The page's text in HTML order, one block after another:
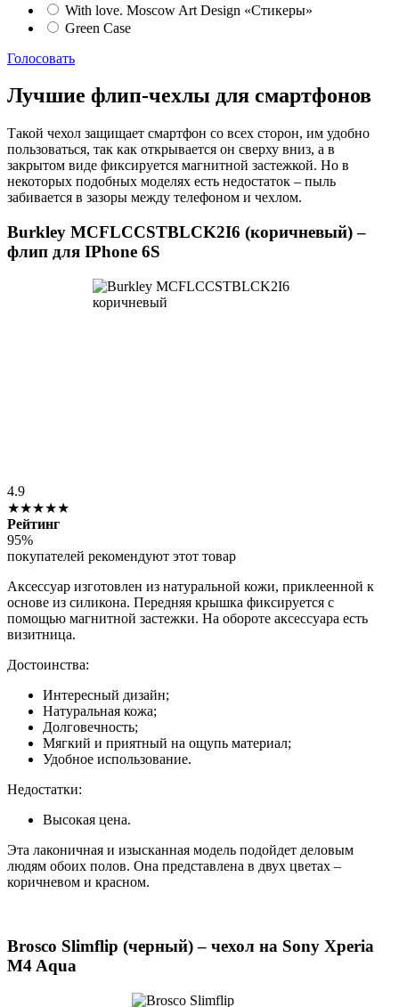
With love. Moscow Art Design «Стикеры»
Green Case
Голосовать
Лучшие флип-чехлы для смартфонов
Такой чехол защищает смартфон со всех сторон, им удобно
пользоваться, так как открывается он сверху вниз, а в
закрытом виде фиксируется магнитной застежкой. Но в
некоторых подобных моделях есть недостаток – пыль
забивается в зазоры между телефоном и чехлом.
Burkley MCFLCCSTBLCK2I6 (коричневый) –
флип для IPhone 6S
4.9
★★★★★
Рейтинг
95%
покупателей рекомендуют этот товар
Аксессуар изготовлен из натуральной кожи, приклеенной к
основе из силикона. Передняя крышка фиксируется с
помощью магнитной застежки. На обороте аксессуара есть
визитница.
Достоинства:
Интересный дизайн;
Натуральная кожа;
Долговечность;
Мягкий и приятный на ощупь материал;
Удобное использование.
Недостатки:
Высокая цена.
Эта лаконичная и изысканная модель подойдет деловым
людям обоих полов. Она представлена в двух цветах –
коричневом и красном.
Brosco Slimflip (черный) – чехол на Sony Xperia
M4 Aqua